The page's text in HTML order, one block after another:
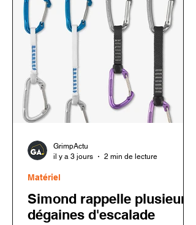
Simond rappelle plusieurs
dégaines d'escalade
Matériel
GrimpActu
il y a 3 jours
2 min de lecture